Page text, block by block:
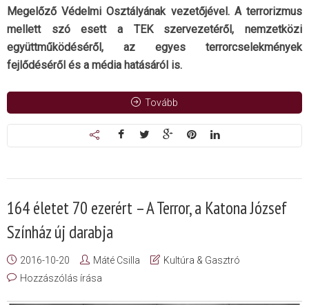
Megelőző Védelmi Osztályának vezetőjével. A terrorizmus
mellett szó esett a TEK szervezetéről, nemzetközi
együttműködéséről, az egyes terrorcselekmények
fejlődéséről és a média hatásáról is.
Tovább
164 életet 70 ezerért – A Terror, a Katona József
Színház új darabja
2016-10-20 Máté Csilla
Kultúra & Gasztró
Hozzászólás írása